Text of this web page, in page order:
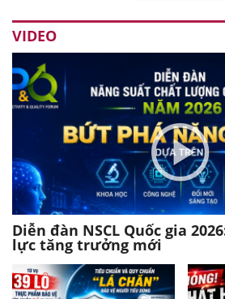
VIDEO
Diễn đàn NSCL Quốc gia
lực tăng trưởng mới